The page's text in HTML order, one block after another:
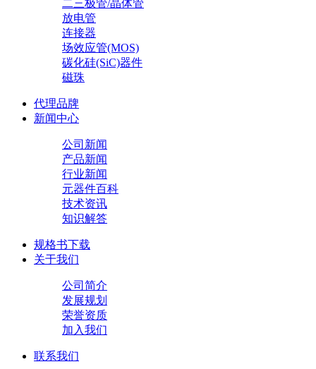
二三极管/晶体管
放电管
连接器
场效应管(MOS)
碳化硅(SiC)器件
磁珠
代理品牌
新闻中心
公司新闻
产品新闻
行业新闻
元器件百科
技术资讯
知识解答
规格书下载
关于我们
公司简介
发展规划
荣誉资质
加入我们
联系我们